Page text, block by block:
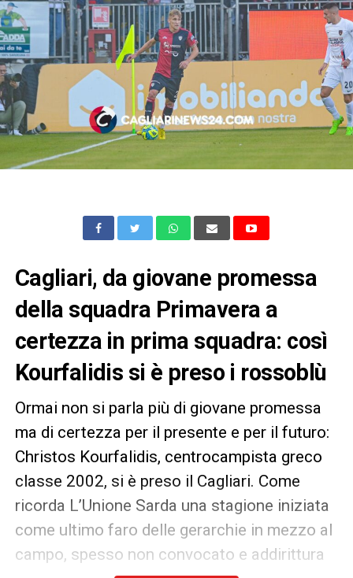
Cagliari, da giovane promessa
della squadra Primavera a
certezza in prima squadra: così
Kourfalidis si è preso i rossoblù
Ormai non si parla più di giovane promessa
ma di certezza per il presente e per il futuro:
Christos Kourfalidis, centrocampista greco
classe 2002, si è preso il Cagliari. Come
ricorda L’Unione Sarda una stagione iniziata
come ultimo faro delle gerarchie in mezzo al
campo, spesso non convocato e addirittura